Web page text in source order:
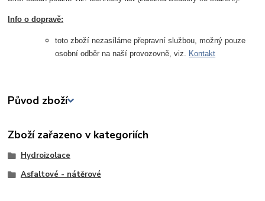
Info o dopravě:
toto zboží nezasíláme přepravní službou, možný pouze
osobní odběr na naší provozovně, viz. Kontakt
Původ zboží
Zboží zařazeno v kategoriích
Hydroizolace
Asfaltové - nátěrové